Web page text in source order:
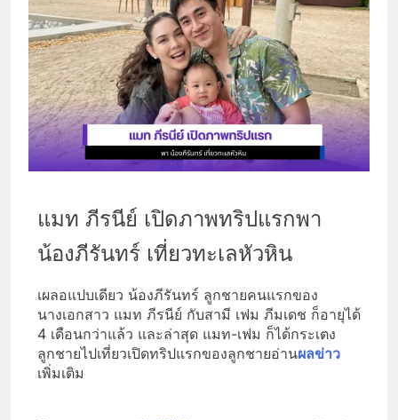
แมท ภีรนีย์ เปิดภาพทริปแรกพา
น้องภีรันทร์ เที่ยวทะเลหัวหิน
เผลอแปบเดียว น้องภีรันทร์ ลูกชายคนแรกของ
นางเอกสาว แมท ภีรนีย์ กับสามี เฟม ภีมเดช ก็อายุได้
4 เดือนกว่าแล้ว และล่าสุด แมท-เฟม ก็ได้กระเตง
ลูกชายไปเที่ยวเปิดทริปแรกของลูกชายอ่านผลข่าว
เพิ่มเติม